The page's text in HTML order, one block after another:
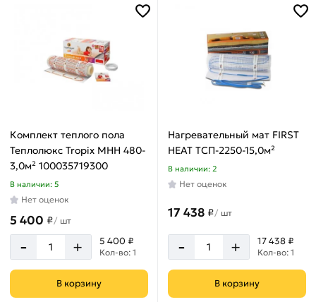
560
Вт
600
640
Вт
15
м²
2
м²
2.5
м²
м²
Длина
Комплект теплого пола
Теплолюкс Tropix МНН 480-
3,0м² 100035719300
В наличии: 5
Нет оценок
5 400 ₽/ шт
- + 5 400 ₽
Кол-во: 1
В корзину
Нагревательный мат FIRST
HEAT ТСП-2250-15,0м²
В наличии: 2
Нет оценок
17 438 ₽/ шт
- + 17 438 ₽
Кол-во: 1
В корзину